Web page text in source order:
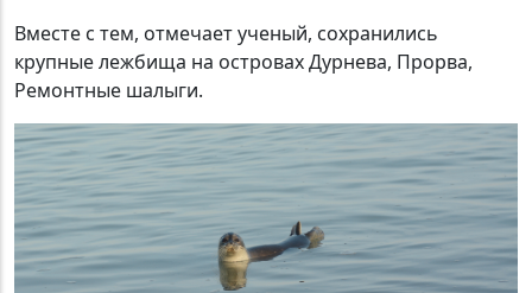
Вместе с тем, отмечает ученый, сохранились
крупные лежбища на островах Дурнева, Прорва,
Ремонтные шалыги.